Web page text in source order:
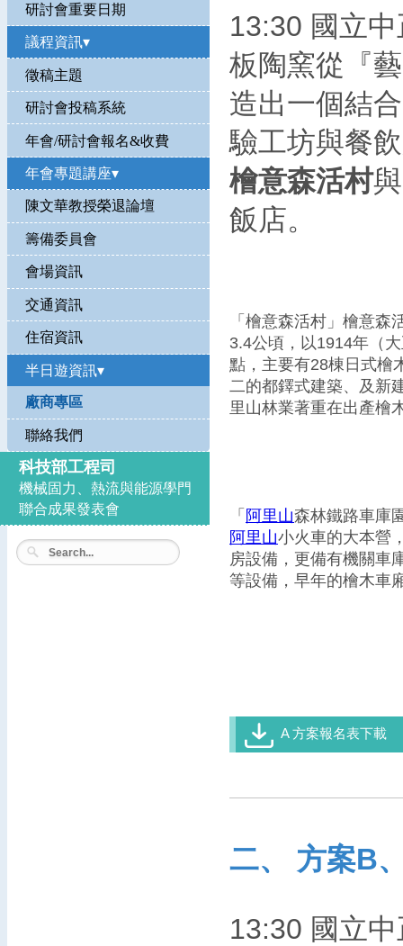
研討會重要日期
議程資訊▾
徵稿主題
研討會投稿系統
年會/研討會報名&收費
年會專題講座▾
陳文華教授榮退論壇
籌備委員會
會場資訊
交通資訊
住宿資訊
半日遊資訊▾
廠商專區
聯絡我們
科技部工程司
機械固力、熱流與能源學門
聯合成果發表會
13:30 國立
板陶窯從『
造出一個結
驗工坊與餐
檜意森活村與
飯店。
「檜意森活村」檜意
3.4公頃，以1914年（
點，主要有28棟日式檜
二的都鐸式建築、及新
里山林業著重在出產檜
「 阿里山森林鐵路車庫
阿里山小火車的大本營
房設備，更備有機關車
等設備，早年的檜木車
A 方案報名表下載
二、 方案B
13:30 國立